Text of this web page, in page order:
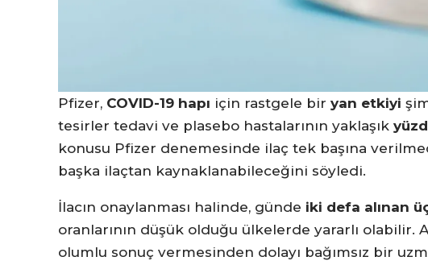
Pfizer, COVID-19 hapı için rastgele bir yan etkiyi
tesirler tedavi ve plasebo hastalarının yaklaşık
konusu Pfizer denemesinde ilaç tek başına
başka ilaçtan kaynaklanabileceğini söyledi.
İlacın onaylanması halinde, günde iki defa alınan
oranlarının düşük olduğu ülkelerde yararlı olabilir.
olumlu sonuç vermesinden dolayı bağımsız bir